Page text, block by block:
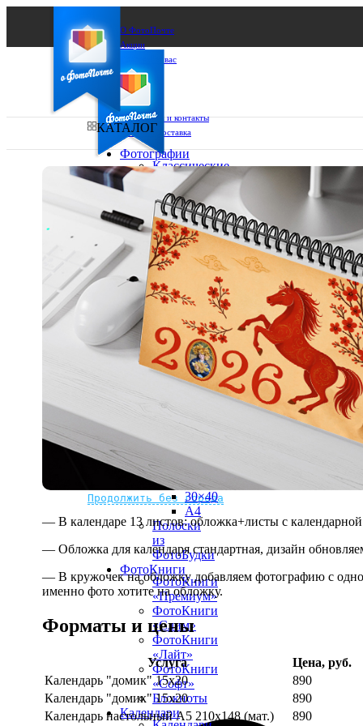
О ФотоПочте
Акции
Сделаем за вас
Бизнесу
FAQ
Франшиза
Поддержка и контакты
Оплата и доставка
Ваш город:
Ваш регион доставки
Выберите из списка:
Не нашли Ваш город?
Мы доставляем по всему миру
Продолжить без города
КАТАЛОГ
Фотографии
Классические
10х10
10х15
13х18
15х15
15х20
20х20
20х30
30х30
30х40
А4
Фото
в
рамке
10х10
10×15
15×15
15×20
20×20
20×30
30×30
30×40
A4
Полоски
из
ФотоБудки
ФотоКниги
ФотоКниги
«Премиум»
ФотоКниги
«Слим»
ФотоКниги
«Лайт»
ФотоКниги
«Софт»
Блокноты
Календари
— В календаре 13 листов: обложка+листы с календарной
— Обложка для календаря стандартная, дизайн
— В кружочек на обложку добавляем фотографию с
именно фото хотите на обложку.
Форматы и цены
Услуга
Цена, руб.
Календарь "домик" 15х20
890
Календарь "домик" 15х20
890
Календарь настольный А5 210х148 (мат.)
890